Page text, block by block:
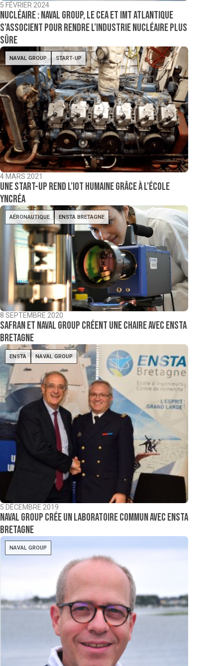
5 FÉVRIER 2024
Nucléaire : Naval Group, le CEA et IMT Atlantique
s’associent pour rendre l’industrie nucléaire plus
sûre
NAVAL GROUP START-UP
4 MARS 2021
Une start-up rend l’IoT humaine grâce à l’école
Yncréa
AÉRONAUTIQUE ENSTA BRETAGNE
8 SEPTEMBRE 2020
Safran et Naval Group créent une chaire avec Ensta
Bretagne
ENSTA NAVAL GROUP
5 DÉCEMBRE 2019
Naval Group crée un laboratoire commun avec Ensta
Bretagne
NAVAL GROUP